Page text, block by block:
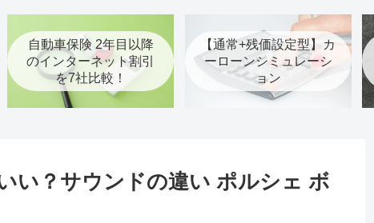
自動車保険 2年目以降
のインターネット割引
を7社比較！
【通常+残価設定型】カ
ーローンシミュレーシ
ョン
い？サウンドの違い ポルシェ ボ